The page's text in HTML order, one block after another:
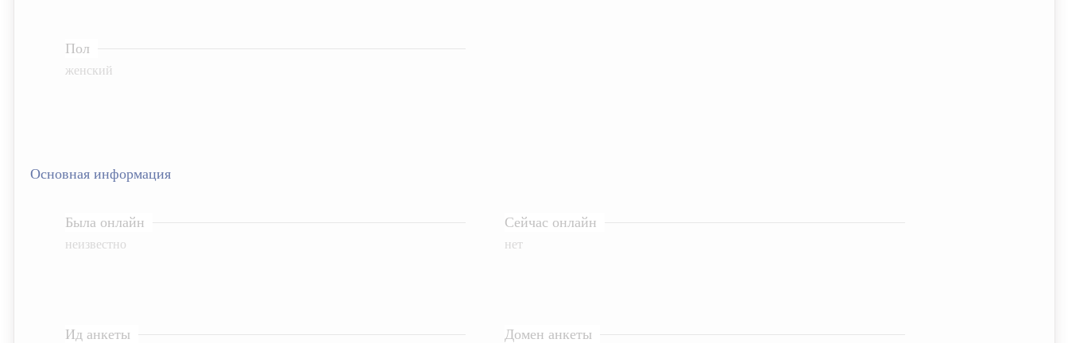
Пол
женский
Основная информация
Была онлайн
неизвестно
Сейчас онлайн
нет
Ид анкеты Домен анкеты